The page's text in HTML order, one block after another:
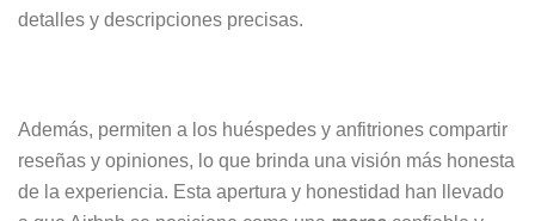
detalles y descripciones precisas.
Además, permiten a los huéspedes y anfitriones compartir
reseñas y opiniones, lo que brinda una visión más honesta
de la experiencia. Esta apertura y honestidad han llevado